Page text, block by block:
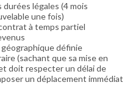
légales (4 mois
une fois)
à temps partiel
définie
(sachant que sa mise en
doit respecter un délai de
un déplacement immédiat